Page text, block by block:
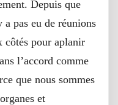
Depuis que
pas eu de réunions
côtés pour aplanir
l’accord comme
que nous sommes
et